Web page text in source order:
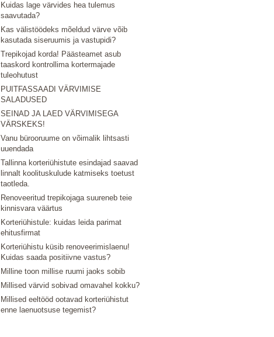
Kuidas lage värvides hea tulemus
saavutada?
Kas välistöödeks mõeldud värve võib
kasutada siseruumis ja vastupidi?
Trepikojad korda! Päästeamet asub
taaskord kontrollima kortermajade
tuleohutust
PUITFASSAADI VÄRVIMISE
SALADUSED
SEINAD JA LAED VÄRVIMISEGA
VÄRSKEKS!
Vanu bürooruume on võimalik lihtsasti
uuendada
Tallinna korteriühistute esindajad saavad
linnalt koolituskulude katmiseks toetust
taotleda.
Renoveeritud trepikojaga suureneb teie
kinnisvara väärtus
Korteriühistule: kuidas leida parimat
ehitusfirmat
Korteriühistu küsib renoveerimislaenu!
Kuidas saada positiivne vastus?
Milline toon millise ruumi jaoks sobib
Millised värvid sobivad omavahel kokku?
Millised eeltööd ootavad korteriühistut
enne laenuotsuse tegemist?